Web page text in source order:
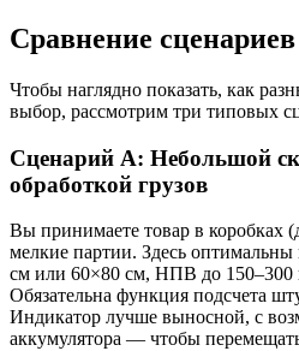
Сравнение
Чтобы наглядно показать, как
выбор, рассмотрим три типовых
Сценарий А: Небольшой
обработкой грузов
Вы принимаете товар в коробках
мелкие партии. Здесь
см или 60×80 см, НПВ до 150–300
Обязательна функция подсчета
Индикатор лучше выносной, с
аккумулятора — чтобы